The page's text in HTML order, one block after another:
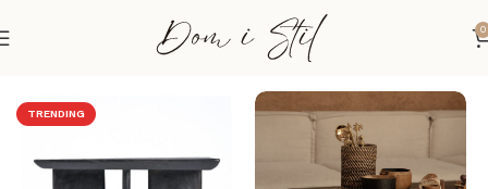
0
Stolovi
TRENDING